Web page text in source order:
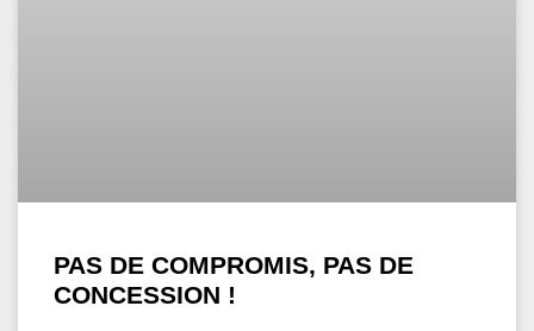
PAS DE COMPROMIS, PAS DE
CONCESSION !